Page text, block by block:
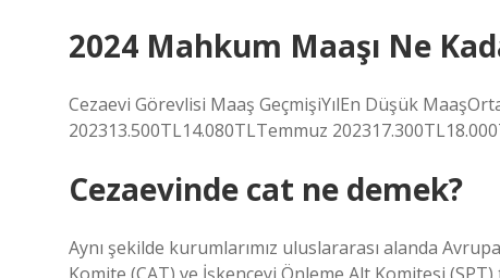
2024 Mahkum Maaşı Ne
Cezaevi Görevlisi Maaş GeçmişiYılEn Düşük
202313.500TL14.080TLTemmuz
Cezaevinde cat ne demek?
Aynı şekilde kurumlarımız uluslararası alanda